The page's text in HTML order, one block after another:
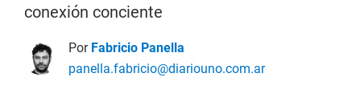
conexión conciente
Por Fabricio Panella
panella.fabricio@diariouno.com.ar